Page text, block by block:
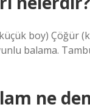
boy) Çöğür
balama.
ne